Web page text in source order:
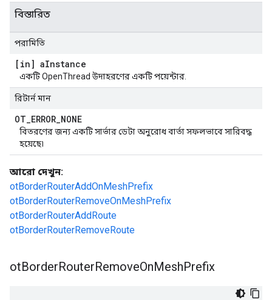
বিস্তারিত
পরামিতি
[in] aInstance
একটি OpenThread উদাহরণের একটি পয়েন্টার.
রিটার্ন মান
OT_ERROR_NONE
বিতরণের জন্য একটি সার্ভার ডেটা অনুরোধ বার্তা সফলভাবে সারিবদ্ধ
হয়েছে৷
আরো দেখুন:
otBorderRouterAddOnMeshPrefix
otBorderRouterRemoveOnMeshPrefix
otBorderRouterAddRoute
otBorderRouterRemoveRoute
otBorderRouterRemoveOnMeshPrefix